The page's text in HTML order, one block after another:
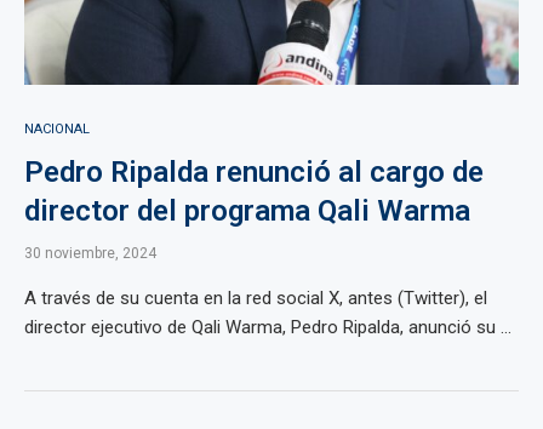
NACIONAL
Pedro Ripalda renunció al cargo de
director del programa Qali Warma
30 noviembre, 2024
A través de su cuenta en la red social X, antes (Twitter), el
director ejecutivo de Qali Warma, Pedro Ripalda, anunció su ...